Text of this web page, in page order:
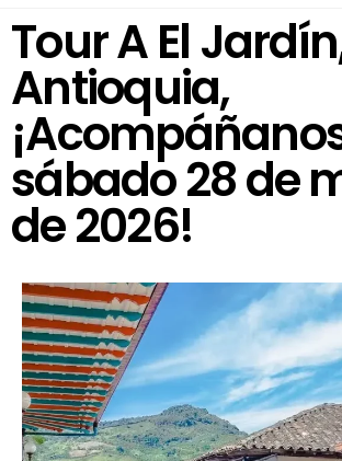
Tour A El
Antioquia,
sábado 28 de
de 2026!